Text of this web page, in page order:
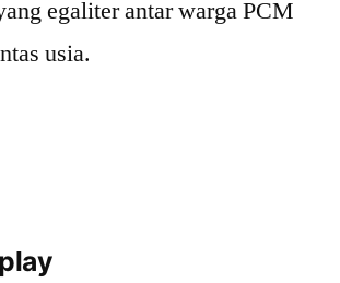
egaliter antar warga PCM
usia.